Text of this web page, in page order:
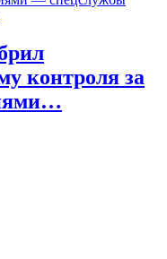
контроля за